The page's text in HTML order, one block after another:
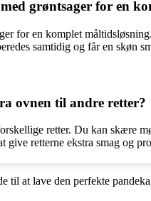
grøntsager for en
for en komplet
samtidig og får en skøn
ovnen til andre retter?
retter. Du kan skære
give retterne ekstra smag og
til at lave den perfekte